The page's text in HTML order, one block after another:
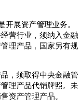
开展资产管理业务。
营行业，须纳入金融
理产品，国家另有规
，须取得中央金融管
理产品代销牌照。未
资产管理产品。